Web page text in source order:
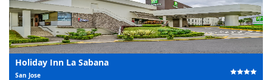
Holiday Inn La Sabana
San Jose